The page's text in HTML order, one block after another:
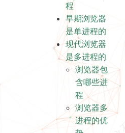
定时器线程
疑问
程
早期浏览器
是单进程的
现代浏览器
是多进程的
浏览器包
含哪些进
程
浏览器多
进程的优